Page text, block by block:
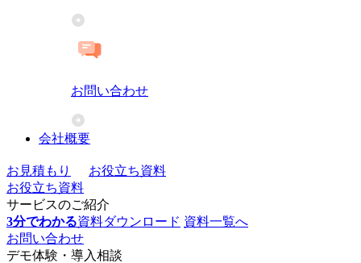
お問い合わせ
会社概要
お見積もり
お役立ち資料
お役立ち資料
サービスのご紹介
3分でわかる資料ダウンロード 資料一覧へ
お問い合わせ
デモ体験・導入相談